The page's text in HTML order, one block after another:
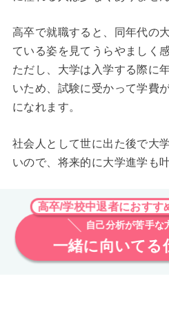
高卒で就職すると、同年代の
ている姿を見てうらやましく
ただし、大学は入学する際に
いため、試験に受かって学費
になれます。
社会人として世に出た後で大
いので、将来的に大学進学も
高卒/学校中退者におすす
自己分析が苦手な
一緒に向いてる